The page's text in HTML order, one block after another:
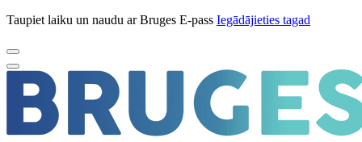
Taupiet laiku un naudu ar Bruges E-pass Iegādājieties tagad